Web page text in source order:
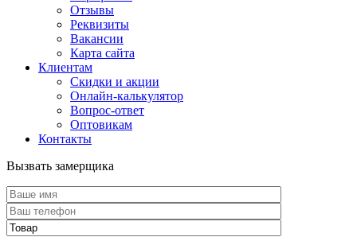
Отзывы
Реквизиты
Вакансии
Карта сайта
Клиентам
Скидки и акции
Онлайн-калькулятор
Вопрос-ответ
Оптовикам
Контакты
Вызвать замерщика